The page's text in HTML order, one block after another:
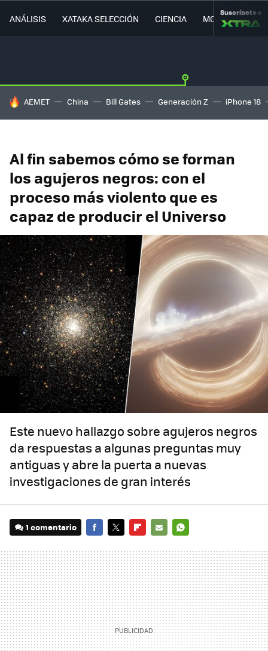
ANÁLISIS XATAKA SELECCIÓN CIENCIA MOVILIDAD
Suscríbete a
HOY SE HABLA DE
AEMET China Bill Gates Generación Z iPhone 18
Al fin sabemos cómo se forman
los agujeros negros: con el
proceso más violento que es
capaz de producir el Universo
Este nuevo hallazgo sobre agujeros negros
da respuestas a algunas preguntas muy
antiguas y abre la puerta a nuevas
investigaciones de gran interés
1 comentario
MAIL